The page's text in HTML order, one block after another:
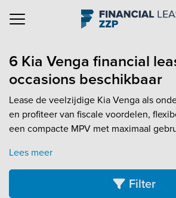
Navigation
6 Kia Venga financial
occasions beschikbaar
Lease de veelzijdige Kia Venga als
en profiteer van fiscale voordelen,
een compacte MPV met maximaal
Lees meer
Filter